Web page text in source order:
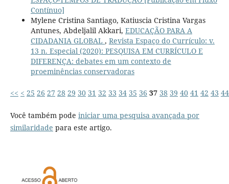
Contínuo]
Mylene Cristina Santiago, Katiuscia Cristina Vargas
Antunes, Abdeljalil Akkari, EDUCAÇÃO PARA A
CIDADANIA GLOBAL , Revista Espaço do Currículo: v.
13 n. Especial (2020): PESQUISA EM CURRÍCULO E
DIFERENÇA: debates em um contexto de
proeminências conservadoras
<< < 25 26 27 28 29 30 31 32 33 34 35 36 37 38 39 40 41 42 43 44
Você também pode iniciar uma pesquisa avançada por
similaridade para este artigo.